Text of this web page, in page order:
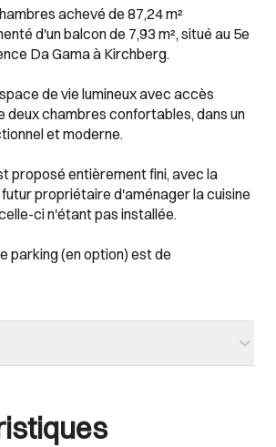
achevé de 87,24 m²
d'un balcon de 7,93 m², situé au 5e
Da Gama à Kirchberg.
de vie lumineux avec accès
deux chambres confortables, dans un
et moderne.
proposé entièrement fini, avec la
propriétaire d'aménager la cuisine
ci n'étant pas installée.
parking (en option) est de